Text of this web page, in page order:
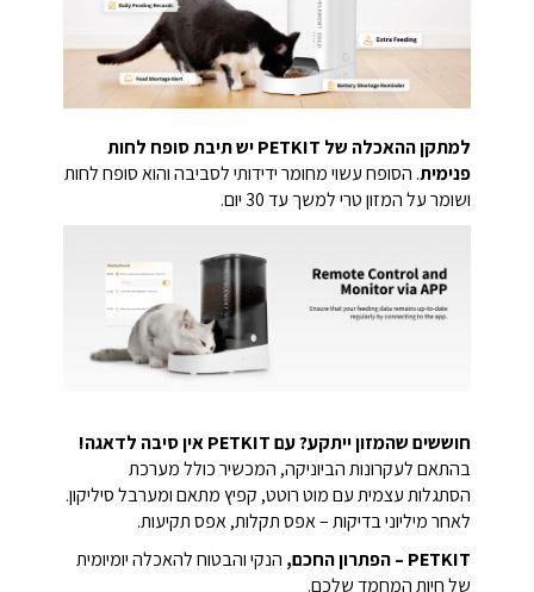
למתקן ההאכלה של PETKIT יש תיבת סופח לחות
פנימית. הסופח עשוי מחומר ידידותי לסביבה והוא סופח לחות
ושומר על המזון טרי למשך עד 30 יום.
חוששים שהמזון ייתקע? עם PETKIT אין סיבה לדאגה!
בהתאם לעקרונות הביוניקה, המכשיר כולל מערכת
הסתגלות עצמית עם מוט רוטט, קפיץ מתאם ומערבל סיליקון.
לאחר מיליוני בדיקות – אפס תקלות, אפס תקיעות.
PETKIT – הפתרון החכם,
הנקי והבטוח להאכלה יומיומית
של חיות המחמד שלכם.